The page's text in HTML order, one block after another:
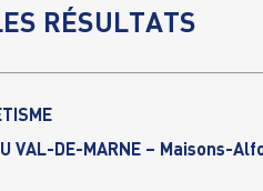
RÉSULTATS
VAL-DE-MARNE – Maisons-